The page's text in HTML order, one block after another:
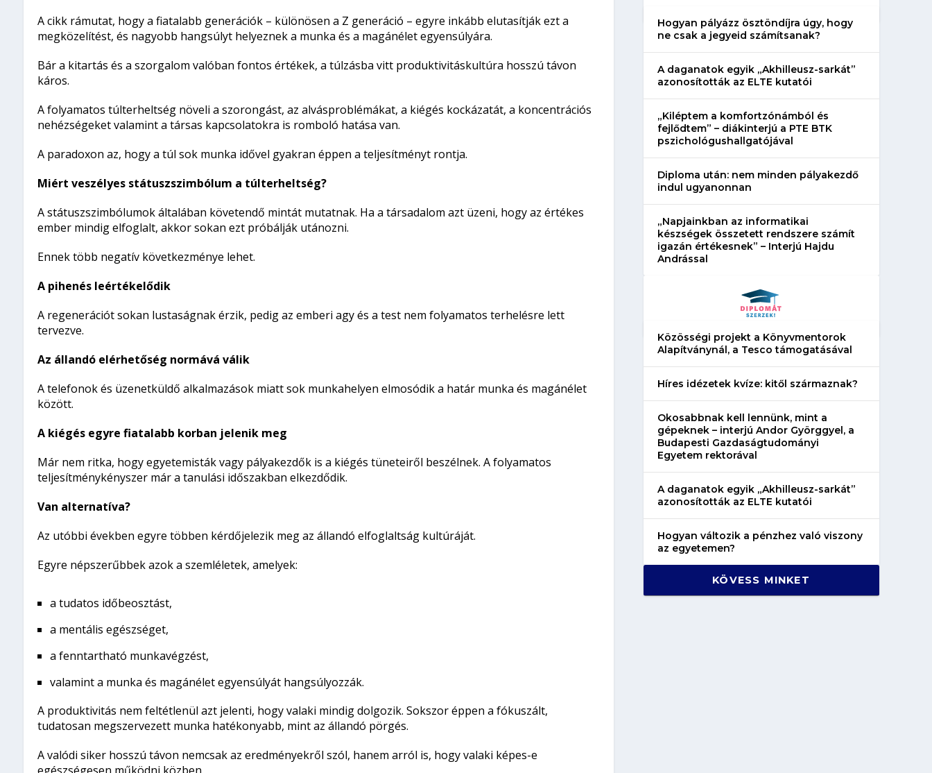
A cikk rámutat, hogy a fiatalabb generációk – különösen a Z generáció – egyre inkább elutasítják ezt a
megközelítést, és nagyobb hangsúlyt helyeznek a munka és a magánélet egyensúlyára.
Bár a kitartás és a szorgalom valóban fontos értékek, a túlzásba vitt produktivitáskultúra hosszú távon
káros.
A folyamatos túlterheltség növeli a szorongást, az alvásproblémákat, a kiégés kockázatát, a koncentrációs
nehézségeket valamint a társas kapcsolatokra is romboló hatása van.
A paradoxon az, hogy a túl sok munka idővel gyakran éppen a teljesítményt rontja.
Miért veszélyes státuszszimbólum a túlterheltség?
A státuszszimbólumok általában követendő mintát mutatnak. Ha a társadalom azt üzeni, hogy az értékes
ember mindig elfoglalt, akkor sokan ezt próbálják utánozni.
Ennek több negatív következménye lehet.
A pihenés leértékelődik
A regenerációt sokan lustaságnak érzik, pedig az emberi agy és a test nem folyamatos terhelésre lett
tervezve.
Az állandó elérhetőség normává válik
A telefonok és üzenetküldő alkalmazások miatt sok munkahelyen elmosódik a határ munka és magánélet
között.
A kiégés egyre fiatalabb korban jelenik meg
Már nem ritka, hogy egyetemisták vagy pályakezdők is a kiégés tüneteiről beszélnek. A folyamatos
teljesítménykényszer már a tanulási időszakban elkezdődik.
Van alternatíva?
Az utóbbi években egyre többen kérdőjelezik meg az állandó elfoglaltság kultúráját.
Egyre népszerűbbek azok a szemléletek, amelyek:
a tudatos időbeosztást,
a mentális egészséget,
a fenntartható munkavégzést,
valamint a munka és magánélet egyensúlyát hangsúlyozzák.
A produktivitás nem feltétlenül azt jelenti, hogy valaki mindig dolgozik. Sokszor éppen a fókuszált,
tudatosan megszervezett munka hatékonyabb, mint az állandó pörgés.
A valódi siker hosszú távon nemcsak az eredményekről szól, hanem arról is, hogy valaki képes-e
Hogyan pályázz ösztöndíjra úgy, hogy
ne csak a jegyeid számítsanak?
A daganatok egyik „Akhilleusz-sarkát”
azonosították az ELTE kutatói
„Kiléptem a komfortzónámból és
fejlődtem” – diákinterjú a PTE BTK
pszichológushallgatójával
Diploma után: nem minden pályakezdő
indul ugyanonnan
„Napjainkban az informatikai
készségek összetett rendszere számít
igazán értékesnek” – Interjú Hajdu
Andrással
Közösségi projekt a Könyvmentorok
Alapítványnál, a Tesco támogatásával
Híres idézetek kvíze: kitől származnak?
Okosabbnak kell lennünk, mint a
gépeknek – interjú Andor Györggyel, a
Budapesti Gazdaságtudományi
Egyetem rektorával
A daganatok egyik „Akhilleusz-sarkát”
azonosították az ELTE kutatói
Hogyan változik a pénzhez való viszony
az egyetemen?
KÖVESS MINKET